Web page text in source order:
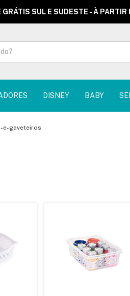
GRÁTIS SUL E SUDESTE - À
DISNEY BABY
e-gaveteiros